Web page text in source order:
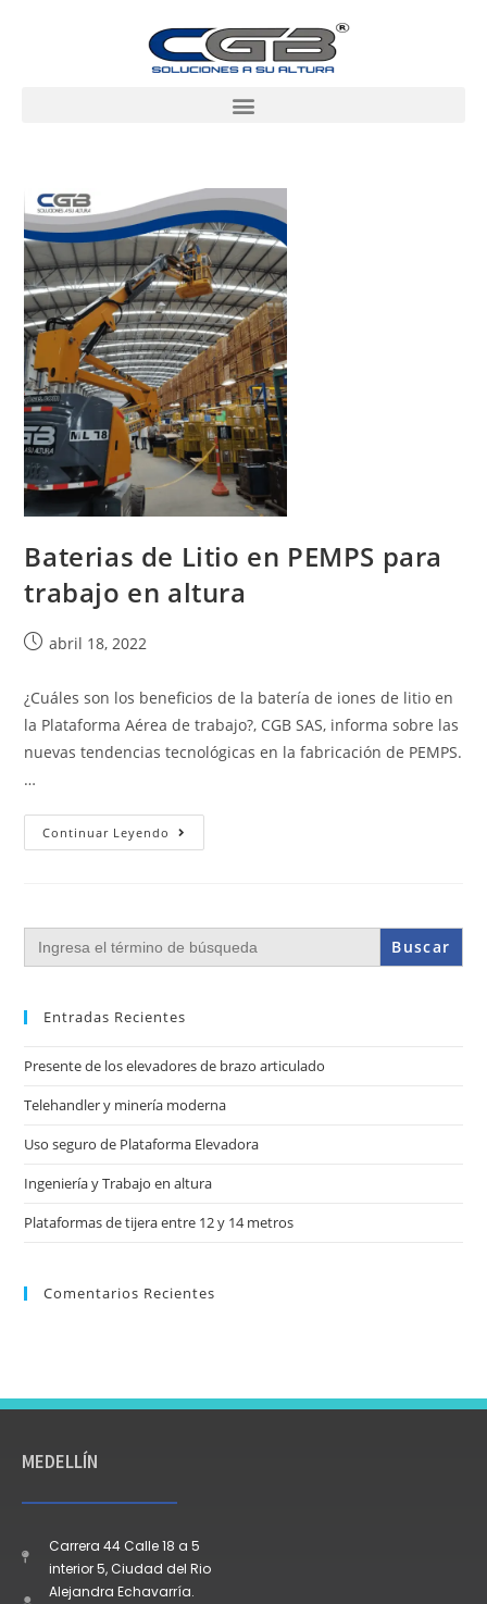
Baterias de Litio en PEMPS para
trabajo en altura
abril 18, 2022
¿Cuáles son los beneficios de la batería de iones de litio en
la Plataforma Aérea de trabajo?, CGB SAS, informa sobre las
nuevas tendencias tecnológicas en la fabricación de PEMPS.
…
Continuar Leyendo
Buscar:
Entradas Recientes
Presente de los elevadores de brazo articulado
Telehandler y minería moderna
Uso seguro de Plataforma Elevadora
Ingeniería y Trabajo en altura
Plataformas de tijera entre 12 y 14 metros
Comentarios Recientes
MEDELLÍN
Carrera 44 Calle 18 a 5
interior 5, Ciudad del Rio
Alejandra Echavarría.